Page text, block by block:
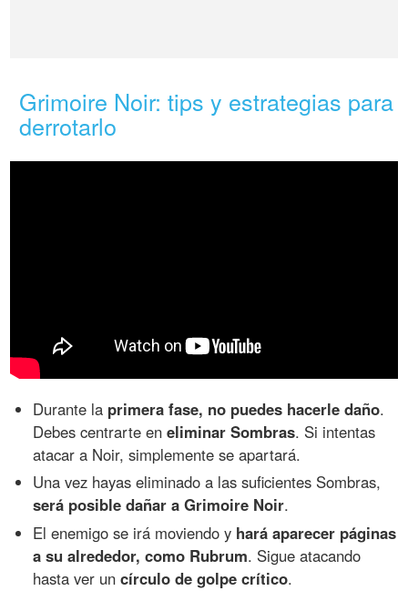
Grimoire Noir: tips y estrategias para
derrotarlo
Durante la primera fase, no puedes hacerle daño.
Debes centrarte eneliminar Sombras. Si intentas
atacar a Noir, simplemente se apartará.
Una vez hayas eliminado a las suficientes Sombras,
será posible dañar a Grimoire Noir.
El enemigo se irá moviendo y hará aparecer páginas
a su alrededor, como Rubrum. Sigue atacando
hasta ver uncírculo de golpe crítico.